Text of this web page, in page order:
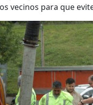
vecinos para que